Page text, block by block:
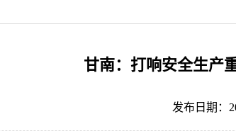
甘南：打响安全生产
发布日期：